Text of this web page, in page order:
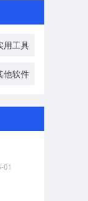
用工具
他软件
01